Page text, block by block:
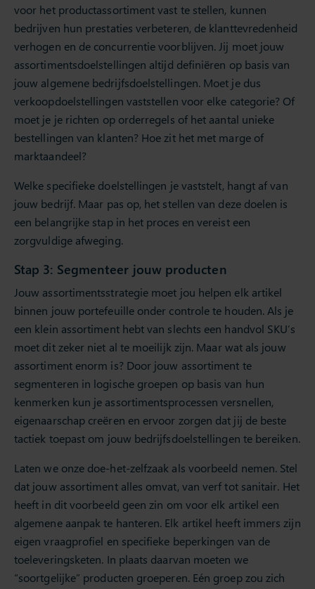
voor het productassortiment vast te stellen, kunnen
bedrijven hun prestaties verbeteren, de klanttevredenheid
verhogen en de concurrentie voorblijven. Jij moet jouw
assortimentsdoelstellingen altijd definiëren op basis van
jouw algemene bedrijfsdoelstellingen. Moet je dus
verkoopdoelstellingen vaststellen voor elke categorie? Of
moet je je richten op orderregels of het aantal unieke
bestellingen van klanten? Hoe zit het met marge of
marktaandeel?
Welke specifieke doelstellingen je vaststelt, hangt af van
jouw bedrijf. Maar pas op, het stellen van deze doelen is
een belangrijke stap in het proces en vereist een
zorgvuldige afweging.
Stap 3: Segmenteer jouw producten
Jouw assortimentsstrategie moet jou helpen elk artikel
binnen jouw portefeuille onder controle te houden. Als je
een klein assortiment hebt van slechts een handvol SKU’s
moet dit zeker niet al te moeilijk zijn. Maar wat als jouw
assortiment enorm is? Door jouw assortiment te
segmenteren in logische groepen op basis van hun
kenmerken kun je assortimentsprocessen versnellen,
eigenaarschap creëren en ervoor zorgen dat jij de beste
tactiek toepast om jouw bedrijfsdoelstellingen te bereiken.
Laten we onze doe-het-zelfzaak als voorbeeld nemen. Stel
dat jouw assortiment alles omvat, van verf tot sanitair. Het
heeft in dit voorbeeld geen zin om voor elk artikel een
algemene aanpak te hanteren. Elk artikel heeft immers zijn
eigen vraagprofiel en specifieke beperkingen van de
toeleveringsketen. In plaats daarvan moeten we
“soortgelijke” producten groeperen. Eén groep zou zich